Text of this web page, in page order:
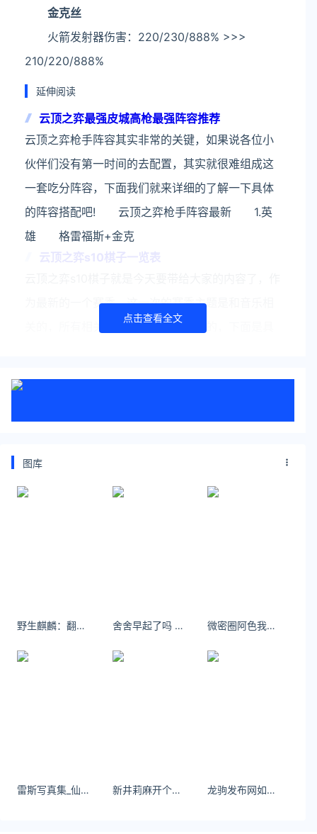
金克丝
火箭发射器伤害：220/230/888% >>>
210/220/888%
延伸阅读
云顶之弈最强皮城高枪最强阵容推荐
云顶之弈枪手阵容其实非常的关键，如果说各位小
伙伴们没有第一时间的去配置，其实就很难组成这
一套吃分阵容，下面我们就来详细的了解一下具体
的阵容搭配吧! 云顶之弈枪手阵容最新 1.英
雄 格雷福斯+金克
云顶之弈s10棋子一览表
为最新的一个赛季，这一次的赛季主题是和音乐相
关的，所有相关的乐团也是必不可少的，下面是具
铲铲之战》与端游并不互通，而《云顶之弈》云游
戏则是PC版本，数据可互通，这是该版本最大的亮
安全、绿色软件下载就上极速下载站：
https://www.yaorank.com/
云顶之弈 12.8 基兰 艾克
点击查看全文
图库
野生麒麟：翻到大一的照片 难以想象 几年之后我变得这么淡漠了 ​​​​ 舍舍早起了吗 牛仔也是很忙的 微密圈阿色我更迷恋教我人情世故，帮我拿主意，带着我往前走的人。
雷斯写真集_仙女卷《温室的花》美图作品图片 新井莉麻开个新帖子，谈一下被大家忽略的新井里真妹妹 龙驹发布网如果一个人真想见你，他总能找到办法，全世界都阻挡不了他